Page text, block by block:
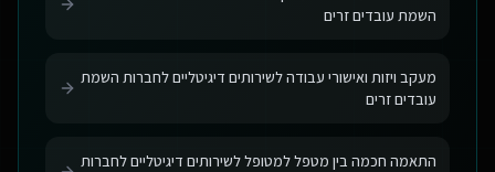
השמת עובדים זרים
מעקב ויזות ואישורי עבודה לשירותים דיגיטליים לחברות השמת
עובדים זרים
התאמה חכמה בין מטפל למטופל לשירותים דיגיטליים לחברות